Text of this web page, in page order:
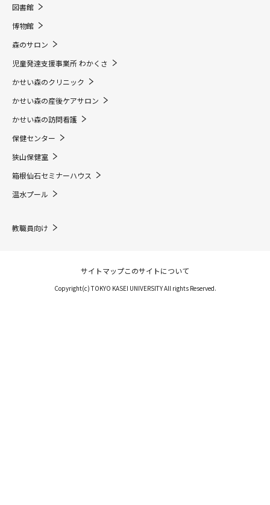
図書館
博物館
森のサロン
児童発達支援事業所 わかくさ
かせい森のクリニック
かせい森の産後ケアサロン
かせい森の訪問看護
保健センター
狭山保健室
箱根仙石セミナーハウス
温水プール
教職員向け
サイトマップこのサイトについて
Copyright(c) TOKYO KASEI UNIVERSITY All rights Reserved.